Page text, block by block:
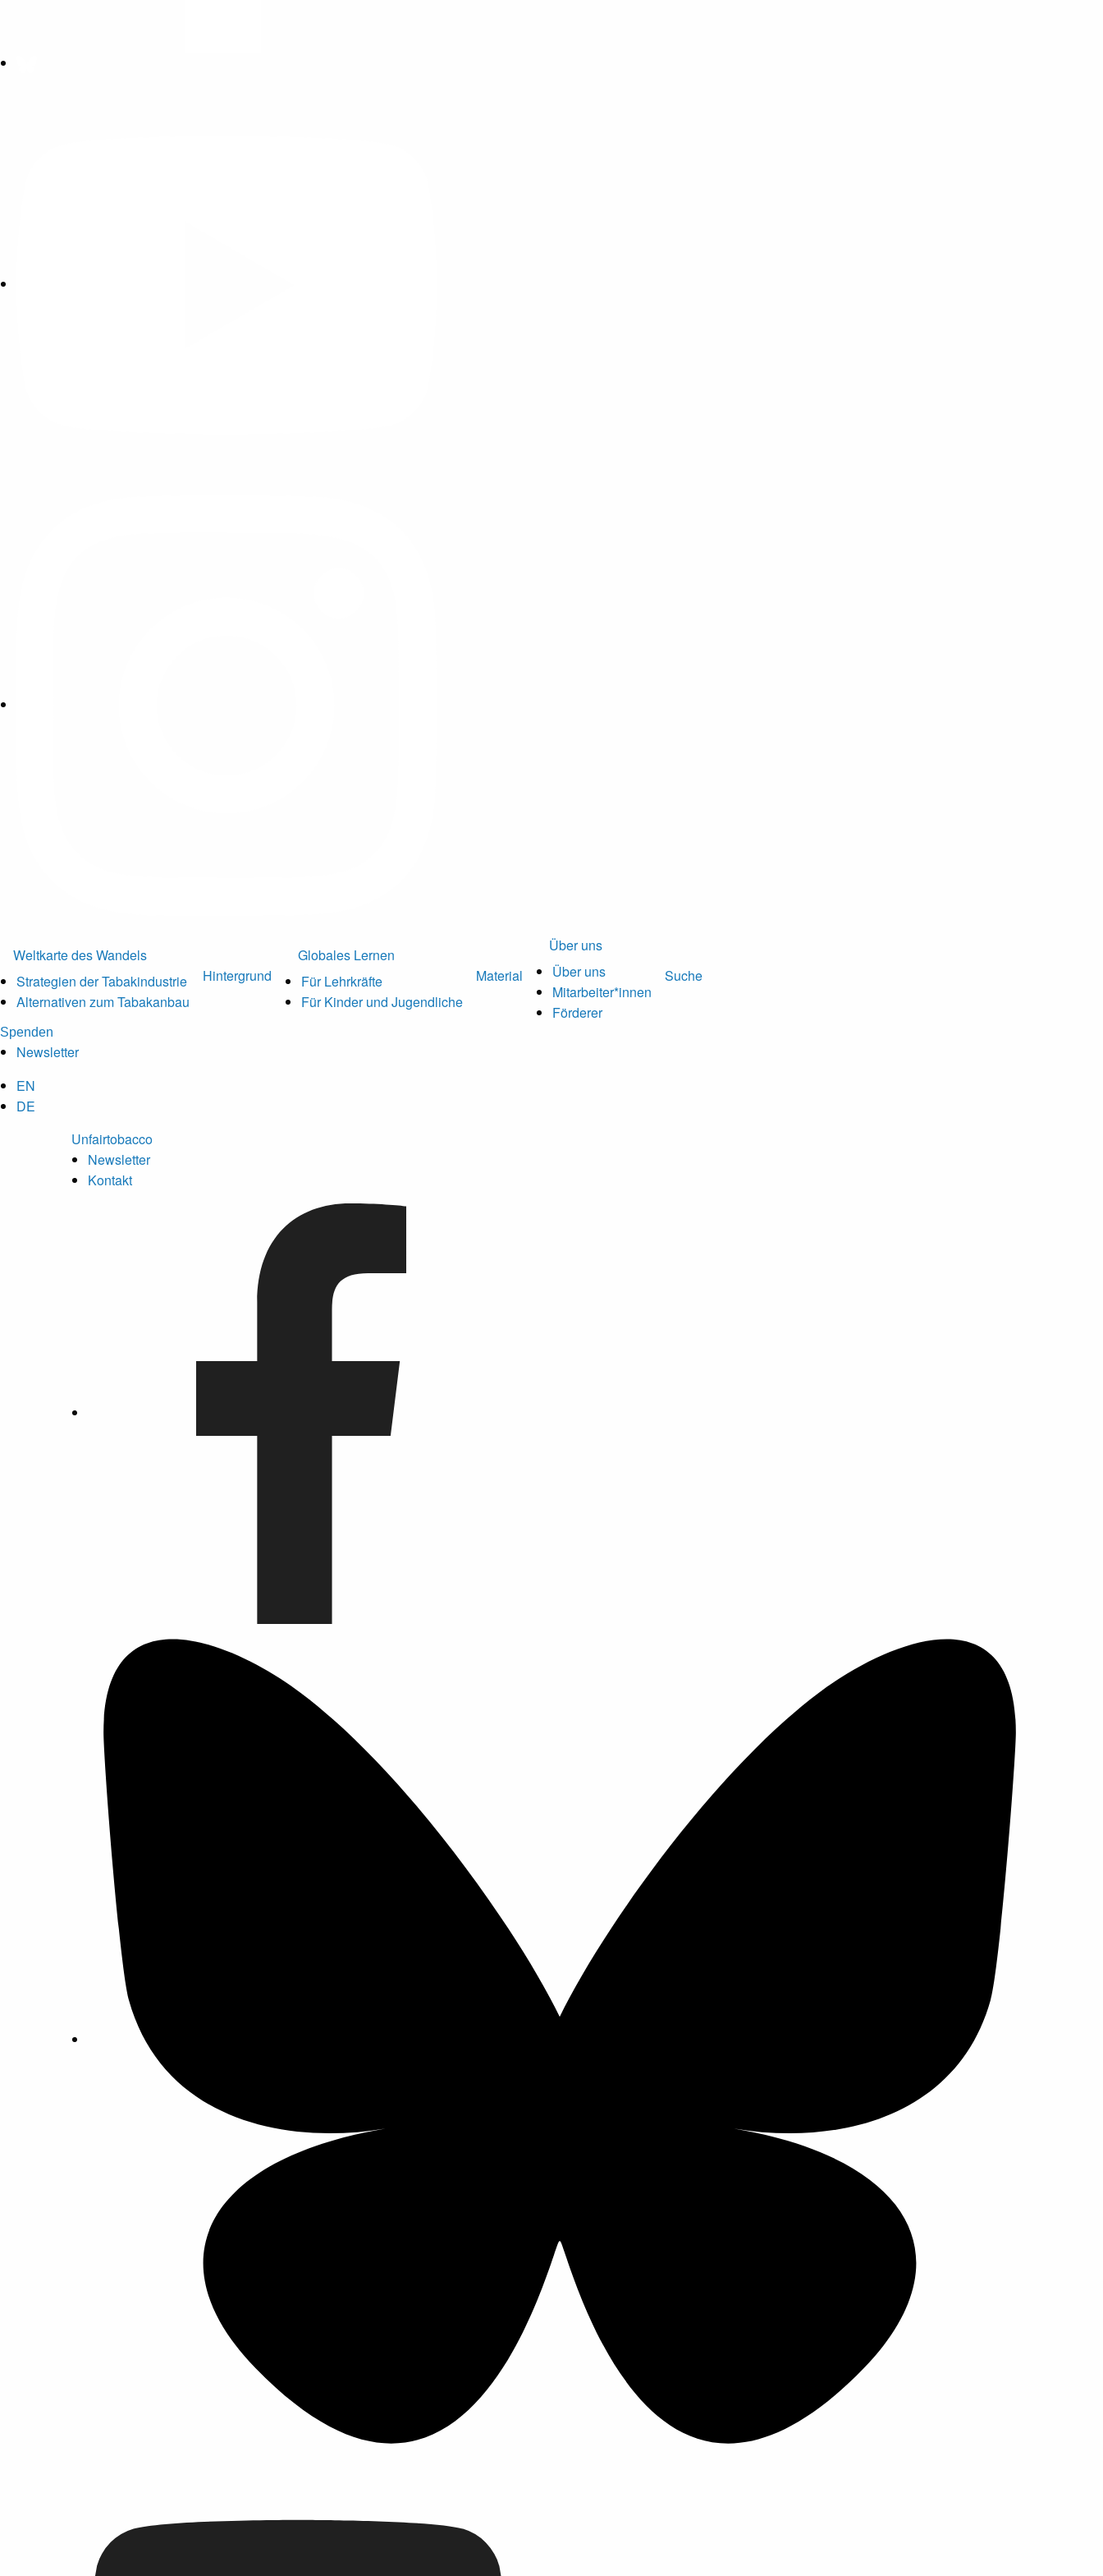
Weltkarte des Wandels
Strategien der Tabakindustrie
Alternativen zum Tabakanbau
Hintergrund
Globales Lernen
Für Lehrkräfte
Für Kinder und Jugendliche
Material
Über uns
Über uns
Mitarbeiter*innen
Förderer
Suche
Spenden
Newsletter
EN
DE
Unfairtobacco
Newsletter
Kontakt